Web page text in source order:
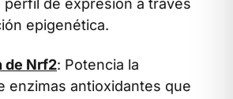
perfil de expresión a través
epigenética.
de Nrf2: Potencia la
enzimas antioxidantes que